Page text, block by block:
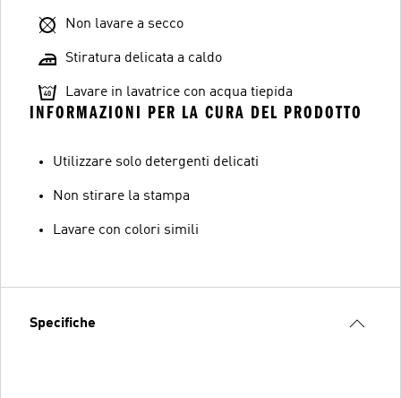
Non lavare a secco
Stiratura delicata a caldo
Lavare in lavatrice con acqua tiepida
INFORMAZIONI PER LA CURA DEL PRODOTTO
Utilizzare solo detergenti delicati
Non stirare la stampa
Lavare con colori simili
Specifiche